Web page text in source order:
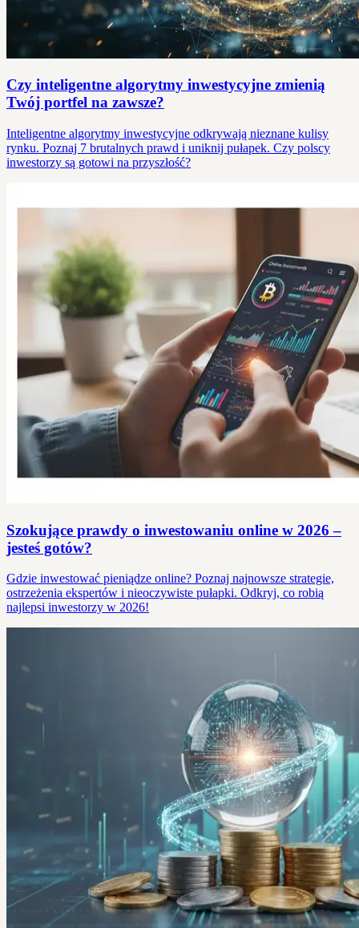
Czy inteligentne algorytmy inwestycyjne zmienią
Twój portfel na zawsze?
Inteligentne algorytmy inwestycyjne odkrywają nieznane kulisy
rynku. Poznaj 7 brutalnych prawd i uniknij pułapek. Czy polscy
inwestorzy są gotowi na przyszłość?
Szokujące prawdy o inwestowaniu online w 2026 –
jesteś gotów?
Gdzie inwestować pieniądze online? Poznaj najnowsze strategie,
ostrzeżenia ekspertów i nieoczywiste pułapki. Odkryj, co robią
najlepsi inwestorzy w 2026!